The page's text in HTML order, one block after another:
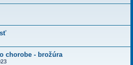
chorobe - brožúra